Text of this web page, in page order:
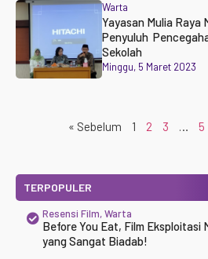
Warta
Yayasan Mulia Raya
Penyuluh
Sekolah
Minggu, 5 Maret 2023
« Sebelum 1 2 3 … 5
TERPOPULER
Resensi Film,Warta
Before You Eat, Film Eksploitasi
yang Sangat Biadab!